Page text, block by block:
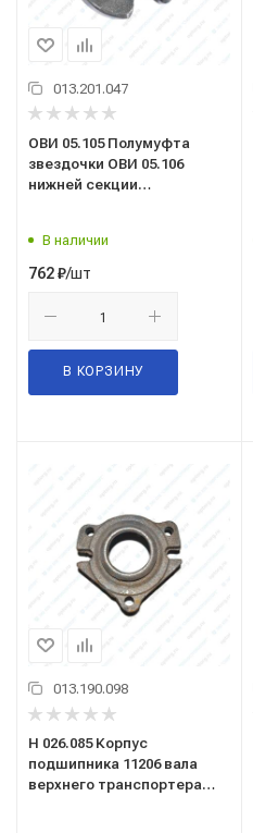
013.201.047
ОВИ 05.105 Полумуфта
звездочки ОВИ 05.106
нижней секции
В наличии
762₽/шт
В КОРЗИНУ
013.190.098
Н 026.085 Корпус
подшипника 11206 вала
верхнего транспортера